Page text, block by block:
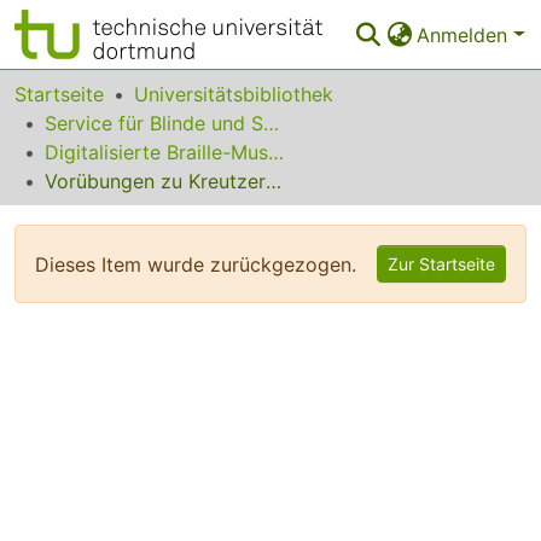
Anmelden
Bereiche & Sammlungen
Das gesamte Repositorium
Statistiken
Startseite
Universitätsbibliothek
Service für Blinde und Sehbehinderte
Digitalisierte Braille-Musik-Matrizen des VzfB
Vorübungen zu Kreutzer und Rode op. 27
Dieses Item wurde zurückgezogen. Zur Startseite